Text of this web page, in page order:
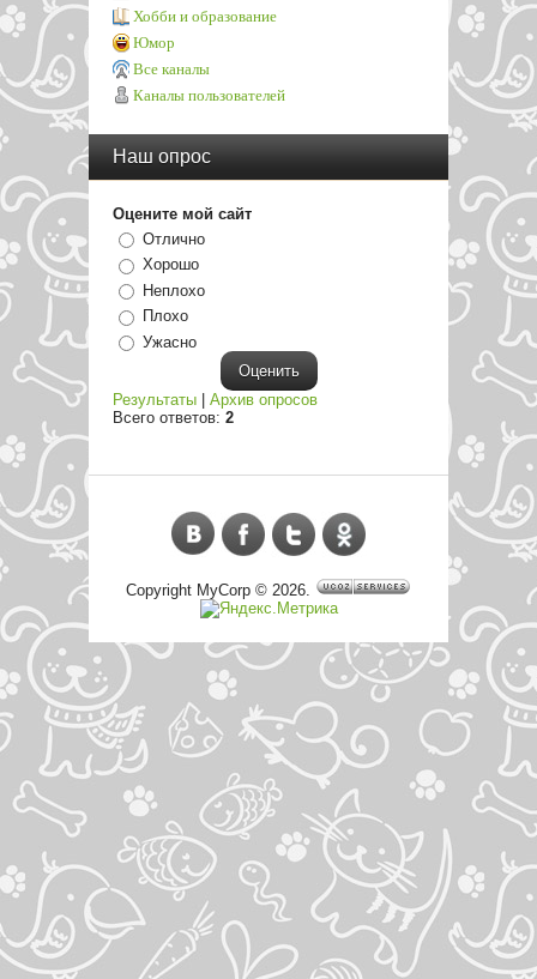
Хобби и образование
Юмор
Все каналы
Каналы пользователей
Наш опрос
Оцените мой сайт
Отлично
Хорошо
Неплохо
Плохо
Ужасно
Результаты
Архив опросов
Всего ответов: 2
Copyright MyCorp © 2026.